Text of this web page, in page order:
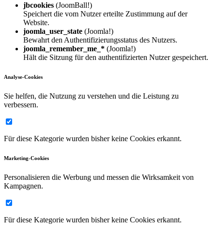
jbcookies (JoomBall!)
Speichert die vom Nutzer erteilte Zustimmung auf der
Website.
joomla_user_state (Joomla!)
Bewahrt den Authentifizierungsstatus des Nutzers.
joomla_remember_me_* (Joomla!)
Hält die Sitzung für den authentifizierten Nutzer gespeichert.
Analyse-Cookies
Sie helfen, die Nutzung zu verstehen und die Leistung zu
verbessern.
Für diese Kategorie wurden bisher keine Cookies erkannt.
Marketing-Cookies
Personalisieren die Werbung und messen die Wirksamkeit von
Kampagnen.
Für diese Kategorie wurden bisher keine Cookies erkannt.